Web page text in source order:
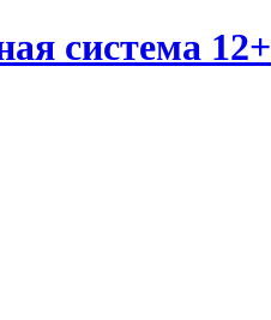
система 12+